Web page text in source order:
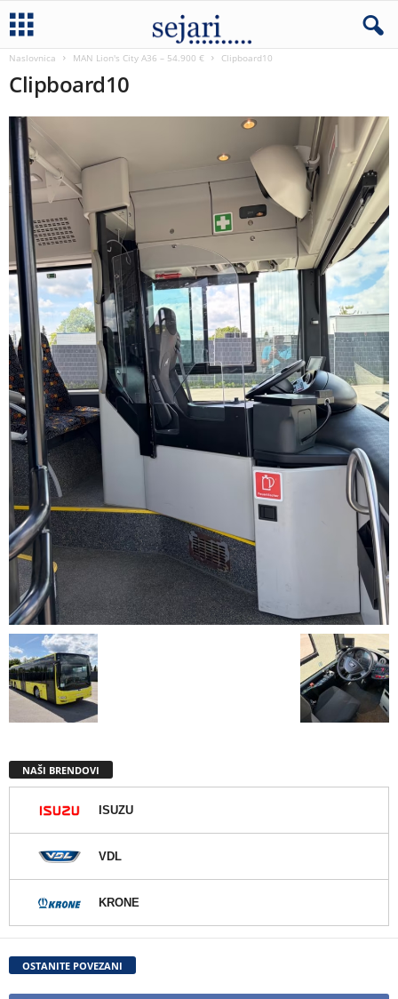
Naslovnica MAN Lion's City A36 – 54.900 € Clipboard10
Clipboard10
NAŠI BRENDOVI
ISUZU
VDL
KRONE
OSTANITE POVEZANI